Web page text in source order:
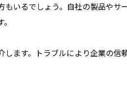
いるでしょう。自社の製品やサ
ます。トラブルにより企業の信